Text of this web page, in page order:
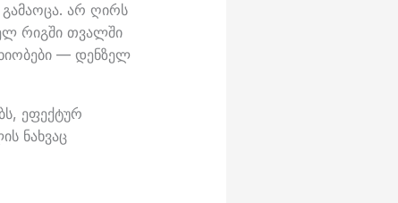
არ ღირს
რიგში თვალში
— დენზელ
ეფექტურ
ნახვაც